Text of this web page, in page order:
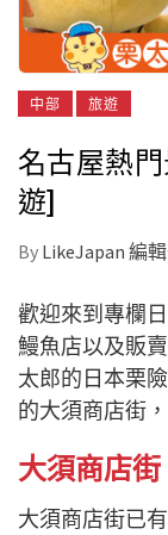
中部 旅遊
名古屋熱
遊]
By LikeJapan 編
歡迎來到專欄
鰻魚店以及販
太郎的日本栗
的大須商店街
大須商店街
大須商店街已